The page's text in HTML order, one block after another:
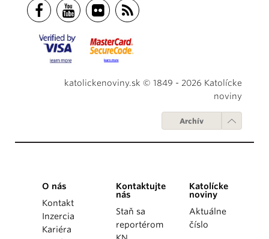
katolickenoviny.sk © 1849 - 2026 Katolícke
noviny
Archív
O nás
Kontakt
Inzercia
Kariéra
Kontaktujte
nás
Staň sa
reportérom
Katolícke
noviny
Aktuálne
číslo